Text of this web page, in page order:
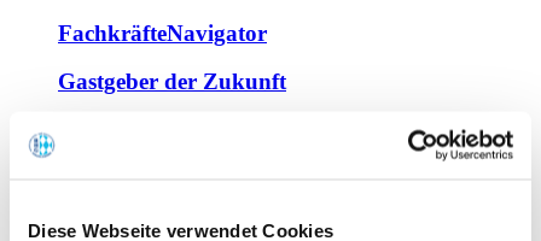
Diese Webseite verwendet Cookies
FachkräfteNavigator
Gastgeber der Zukunft
Offene Seminare